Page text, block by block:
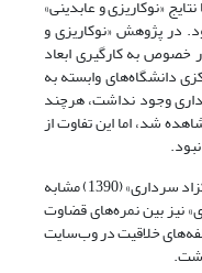
«نوکاریزی و عابدینی»
(1386) متفاوت بود. در پژوهش «نوکاریزی و
خصوص به کارگیری ابعاد
دانشگاه‌های وابسته به
وجود نداشت، هرچند
شد، اما این تفاوت از
نتایج این پژوهش، با پژوهش «نوکاریزی و پاکزاد سرداری» (1390) مشابه
نیز بین نمره‌های قضاوت
خلاقیت در وب‌سایت